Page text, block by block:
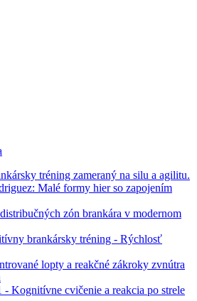
tréning zameraný na silu a agilitu.
Malé formy hier so zapojením
zón brankára v modernom
brankársky tréning - Rýchlosť
lopty a reakčné zákroky zvnútra
- Kognitívne cvičenie a reakcia po strele